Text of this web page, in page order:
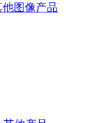
他图像产品